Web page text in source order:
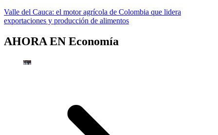
Valle del Cauca: el motor agrícola de Colombia que lidera
exportaciones y producción de alimentos
AHORA EN Economía